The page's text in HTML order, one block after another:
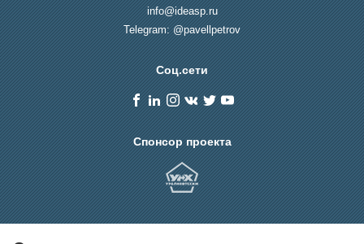
info@ideasp.ru
Telegram: @pavellpetrov
Соц.сети
Спонсор проекта